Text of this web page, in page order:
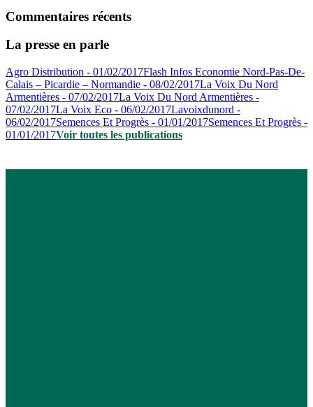
Commentaires récents
La presse en parle
Agro Distribution - 01/02/2017Flash Infos Economie Nord-Pas-De-
Calais – Picardie – Normandie - 08/02/2017La Voix Du Nord
Armentières - 07/02/2017La Voix Du Nord Armentières -
07/02/2017La Voix Eco - 06/02/2017Lavoixdunord -
06/02/2017Semences Et Progrès - 01/01/2017Semences Et Progrès -
01/01/2017Voir toutes les publications